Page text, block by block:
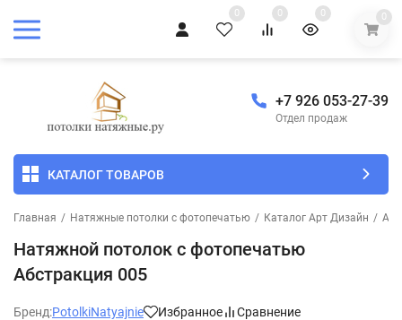
0 0 0 0
+7 926 053-27-39
Отдел продаж
КАТАЛОГ ТОВАРОВ
Главная / Натяжные потолки с фотопечатью / Каталог Арт Дизайн /
Натяжной потолок с фотопечатью
Абстракция 005
Бренд:PotolkiNatyajnie Избранное Сравнение